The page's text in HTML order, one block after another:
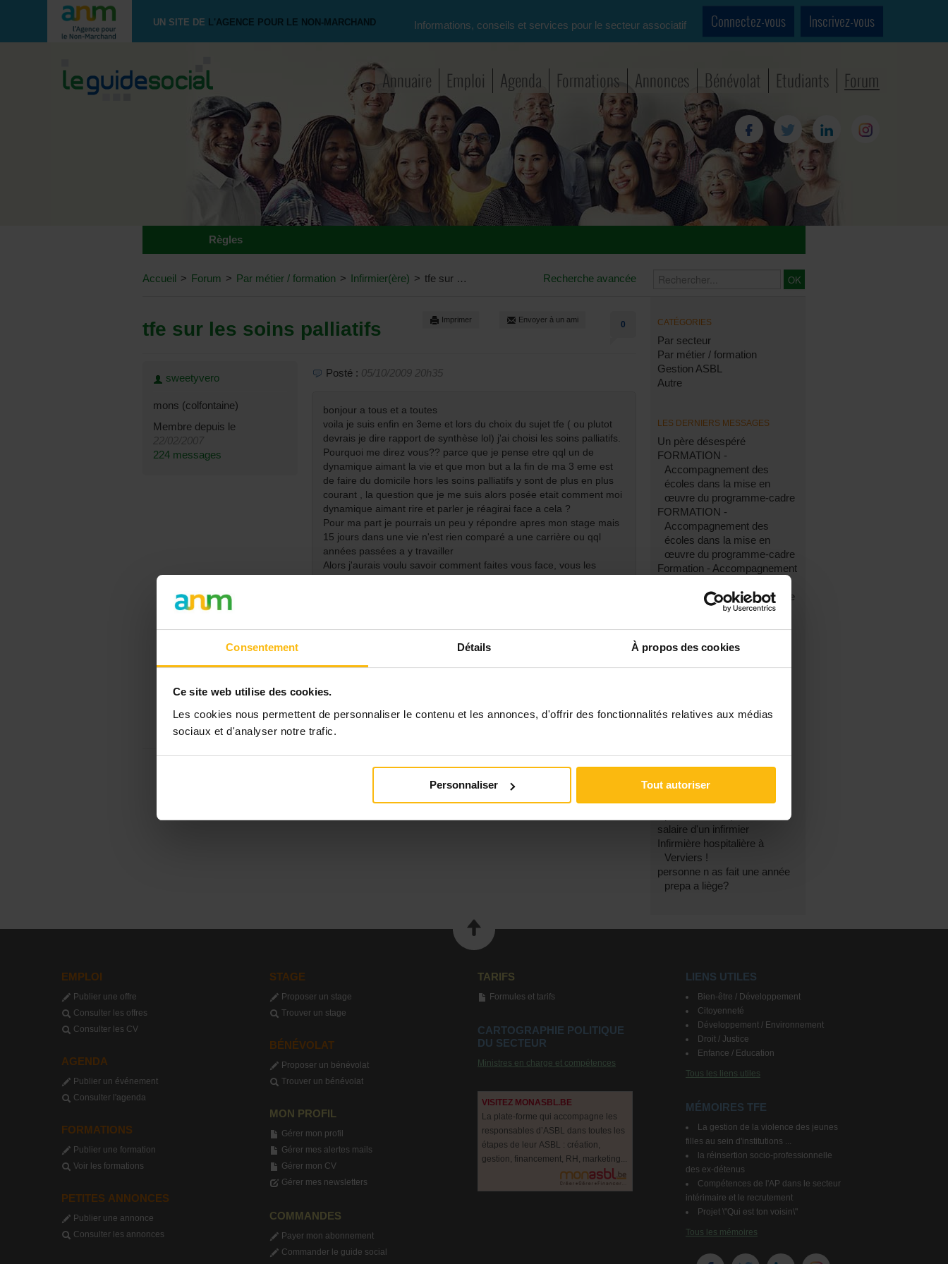
Consentement Détails À propos des cookies
Ce site web utilise des cookies.
Les cookies nous permettent de personnaliser le contenu et les annonces, d'offrir des fonctionnalités relatives aux médias
sociaux et d'analyser notre trafic.
Personnaliser Tout autoriser
UN SITE DE L'AGENCE POUR LE NON-MARCHAND Informations, conseils et services pour le secteur associatif Connectez-vous Inscrivez-vous
Annuaire Emploi Agenda Formations Annonces Bénévolat Etudiants Forum
Règles
Accueil > Forum > Par métier / formation > Infirmier(ère) > tfe sur les soins palliatifs Recherche avancée
0
Imprimer Envoyer à un ami
tfe sur les soins palliatifs
sweetyvero
mons (colfontaine)
Membre depuis le
224 messages
Posté : 05/10/2009 20h35
bonjour a tous et a toutes
voila je suis enfin en 3eme et lors du choix du sujet tfe ( ou plutot
devrais je dire rapport de synthèse lol) j'ai choisi les soins palliatifs.
Pourquoi me direz vous?? parce que je pense etre qql un de
dynamique aimant la vie et que mon but a la fin de ma 3 eme est
de faire du domicile hors les soins palliatifs y sont de plus en plus
courant , la question que je me suis alors posée etait comment moi
dynamique aimant rire et parler je réagirai face a cela ?
Pour ma part je pourrais un peu y répondre apres mon stage mais
15 jours dans une vie n'est rien comparé a une carrière ou qql
années passées a y travailler
Alors j'aurais voulu savoir comment faites vous face, vous les
pourriez vous me dire pq ce service? comment vous l'avez vécu ??
Aviez vous un soutien ?? si oui de qui??le positif comme le négatif
d'avance je vous remercie de prendre le temps de me repondre
CATÉGORIES
Par secteur
Par métier / formation
Gestion ASBL
Autre
LES DERNIERS MESSAGES
Un père désespéré
FORMATION -
Accompagnement des
écoles dans la mise en
œuvre du programme-cadre
FORMATION -
Accompagnement des
écoles dans la mise en
œuvre du programme-cadre
Formation - Accompagnement
œuvre du programme-cadre
Cours du soir assistante
FILTRES
Recherche avancée
« INFIRMIER(ÈRE) »
Spécialisation SIAMU
Allocation d'étude (contrat de
salaire d'un infirmier
Infirmière hospitalière à
Verviers !
personne n as fait une année
prepa a liège?
EMPLOI
Publier une offre
Consulter les offres
Consulter les CV
AGENDA
Publier un événement
Consulter l'agenda
FORMATIONS
Publier une formation
Voir les formations
PETITES ANNONCES
Publier une annonce
Consulter les annonces
STAGE
Proposer un stage
Trouver un stage
BÉNÉVOLAT
Proposer un bénévolat
Trouver un bénévolat
MON PROFIL
Gérer mon profil
Gérer mes alertes mails
Gérer mon CV
Gérer mes newsletters
COMMANDES
Payer mon abonnement
Commander le guide social
TARIFS
Formules et tarifs
CARTOGRAPHIE POLITIQUE
DU SECTEUR
Ministres en charge et compétences
VISITEZ MONASBL.BE
La plate-forme qui accompagne les
responsables d’ASBL dans toutes les
étapes de leur ASBL : création,
gestion, financement, RH, marketing...
LIENS UTILES
Bien-être / Développement
Citoyenneté
Développement / Environnement
Droit / Justice
Enfance / Education
Tous les liens utiles
MÉMOIRES TFE
La gestion de la violence des jeunes
filles au sein d'institutions ...
la réinsertion socio-professionnelle
des ex-détenus
Compétences de l'AP dans le secteur
intérimaire et le recrutement
Projet \"Qui est ton voisin\"
Tous les mémoires